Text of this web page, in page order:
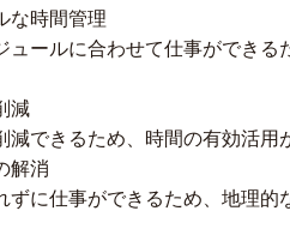
な時間管理
ュールに合わせて仕事ができ
減
減できるため、時間の有効活用
解消
ずに仕事ができるため、地理的